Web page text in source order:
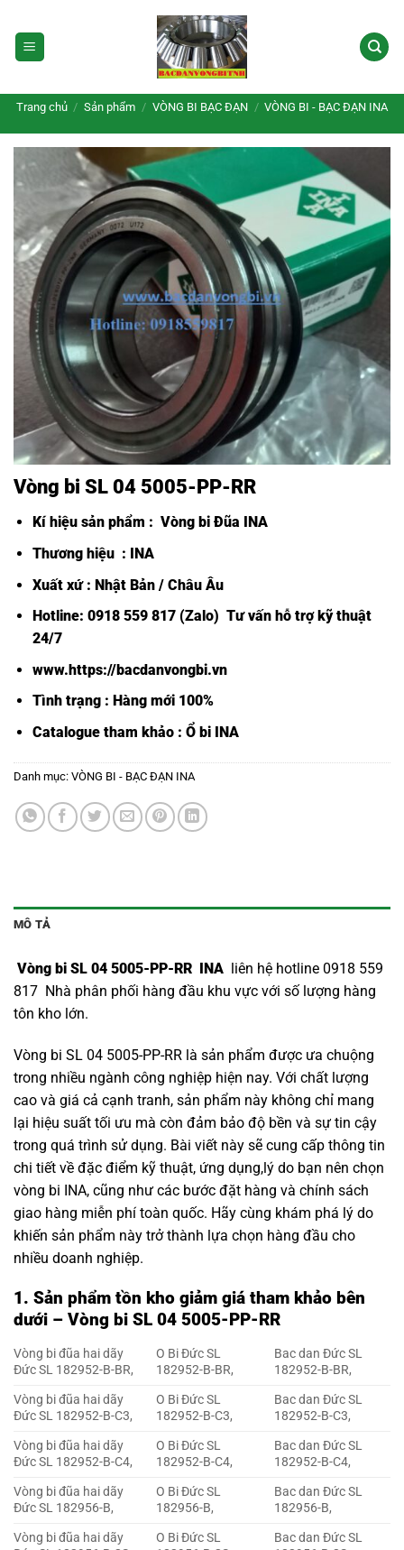
qua
nội
Trang chủ / Sản phẩm / VÒNG BI BẠC ĐẠN / VÒNG BI - BẠC ĐẠN INA
Vòng bi SL 04 5005-PP-RR
Kí hiệu sản phẩm : Vòng bi Đũa INA
Thương hiệu : INA
Xuất xứ : Nhật Bản / Châu Âu
Hotline: 0918 559 817 (Zalo) Tư vấn hỗ trợ kỹ thuật
24/7
www.https://bacdanvongbi.vn
Tình trạng : Hàng mới 100%
Catalogue tham khảo : Ổ bi INA
Danh mục: VÒNG BI - BẠC ĐẠN INA
MÔ TẢ
Vòng bi SL 04 5005-PP-RR INA liên hệ hotline 0918 559
817 Nhà phân phối hàng đầu khu vực với số lượng hàng
tôn kho lớn.
Vòng bi SL 04 5005-PP-RR là sản phẩm được ưa chuộng
trong nhiều ngành công nghiệp hiện nay. Với chất lượng
cao và giá cả cạnh tranh, sản phẩm này không chỉ mang
lại hiệu suất tối ưu mà còn đảm bảo độ bền và sự tin cậy
trong quá trình sử dụng. Bài viết này sẽ cung cấp thông tin
chi tiết về đặc điểm kỹ thuật, ứng dụng,lý do bạn nên chọn
vòng bi INA, cũng như các bước đặt hàng và chính sách
giao hàng miễn phí toàn quốc. Hãy cùng khám phá lý do
khiến sản phẩm này trở thành lựa chọn hàng đầu cho
nhiều doanh nghiệp.
1. Sản phẩm tồn kho giảm giá tham khảo bên
dưới – Vòng bi SL 04 5005-PP-RR
Vòng bi đũa hai dãy
Đức SL 182952-B-BR,
O Bi Đức SL
182952-B-BR,
Bac dan Đức SL
182952-B-BR,
Vòng bi đũa hai dãy
Đức SL 182952-B-C3,
O Bi Đức SL
182952-B-C3,
Bac dan Đức SL
182952-B-C3,
Vòng bi đũa hai dãy
Đức SL 182952-B-C4,
O Bi Đức SL
182952-B-C4,
Bac dan Đức SL
182952-B-C4,
Vòng bi đũa hai dãy
Đức SL 182956-B,
O Bi Đức SL
182956-B,
Bac dan Đức SL
182956-B,
Vòng bi đũa hai dãy
O Bi Đức SL
Bac dan Đức SL